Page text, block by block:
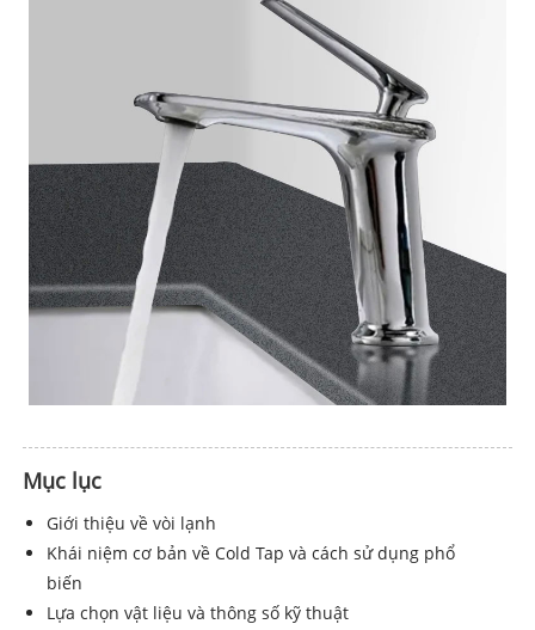
Mục lục
Giới thiệu về vòi lạnh
Khái niệm cơ bản về Cold Tap và cách sử dụng phổ
biến
Lựa chọn vật liệu và thông số kỹ thuật